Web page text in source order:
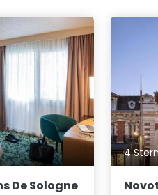
De Sologne
4